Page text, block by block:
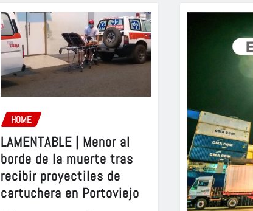
HOME
LAMENTABLE | Menor al
borde de la muerte tras
recibir proyectiles de
cartuchera en Portoviejo